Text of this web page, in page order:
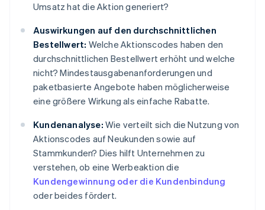
Umsatz hat die Aktion generiert?
Auswirkungen auf den durchschnittlichen
Bestellwert: Welche Aktionscodes haben den
durchschnittlichen Bestellwert erhöht und welche
nicht? Mindestausgabenanforderungen und
paketbasierte Angebote haben möglicherweise
eine größere Wirkung als einfache Rabatte.
Kundenanalyse: Wie verteilt sich die Nutzung von
Aktionscodes auf Neukunden sowie auf
Stammkunden? Dies hilft Unternehmen zu
verstehen, ob eine Werbeaktion die
Kundengewinnung oder die Kundenbindung
oder beides fördert.